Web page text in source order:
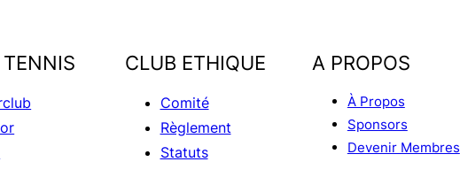
CLUB ETHIQUE
Comité
Règlement
Statuts
A PROPOS
À Propos
Sponsors
Devenir Membres